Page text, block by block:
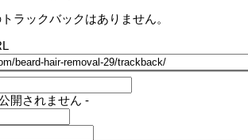
ラックバックはありません。
開されません -